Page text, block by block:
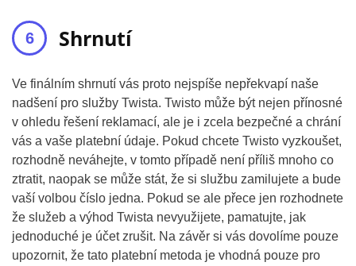
Shrnutí
Ve finálním shrnutí vás proto nejspíše nepřekvapí naše
nadšení pro služby Twista. Twisto může být nejen přínosné
v ohledu řešení reklamací, ale je i zcela bezpečné a chrání
vás a vaše platební údaje. Pokud chcete Twisto vyzkoušet,
rozhodně neváhejte, v tomto případě není příliš mnoho co
ztratit, naopak se může stát, že si službu zamilujete a bude
vaší volbou číslo jedna. Pokud se ale přece jen rozhodnete
že služeb a výhod Twista nevyužijete, pamatujte, jak
jednoduché je účet zrušit. Na závěr si vás dovolíme pouze
upozornit, že tato platební metoda je vhodná pouze pro